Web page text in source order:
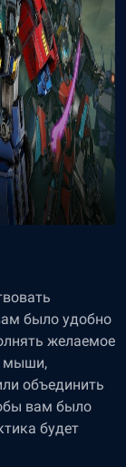
было удобно
желаемое
мыши,
объединить
вам было
будет